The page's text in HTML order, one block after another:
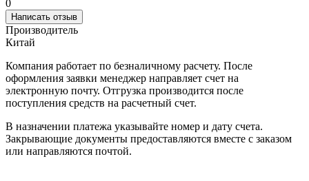
0
Написать отзыв
Производитель
Китай
Компания работает по безналичному расчету. После
оформления заявки менеджер направляет счет на
электронную почту. Отгрузка производится после
поступления средств на расчетный счет.
В назначении платежа указывайте номер и дату счета.
Закрывающие документы предоставляются вместе с заказом
или направляются почтой.